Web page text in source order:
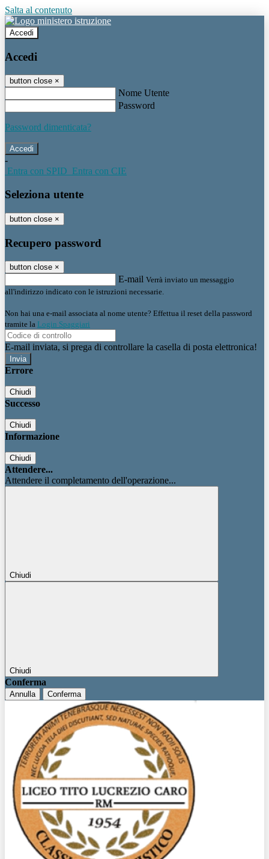
Salta al contenuto
Accedi
Accedi
button close ×
Nome Utente
Password
Password dimenticata?
-
Entra con SPID Entra con CIE
Seleziona utente
button close ×
Recupero password
button close ×
E-mail Verrà inviato un messaggio
all'indirizzo indicato con le istruzioni necessarie.
Non hai una e-mail associata al nome utente? Effettua il reset della password
tramite la Login Spaggiari
E-mail inviata, si prega di controllare la casella di posta elettronica!
Errore
Chiudi
Successo
Chiudi
Informazione
Chiudi
Attendere...
Attendere il completamento dell'operazione...
Chiudi
Chiudi
Conferma
Annulla Conferma